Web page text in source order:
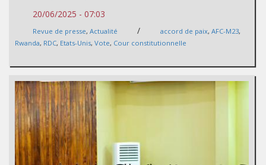
20/06/2025 - 07:03
Revue de presse, Actualité / accord de paix, AFC-M23,
Rwanda, RDC, Etats-Unis, Vote, Cour constitutionnelle